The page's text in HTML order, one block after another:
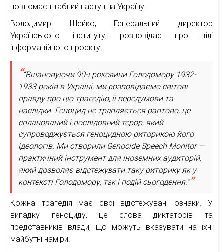
повномасштабний наступ на Україну.
Володимир Шейко, Генеральний директор
Українського інституту, розповідає про цілі
інформаційного проєкту:
“Вшановуючи 90-і роковини Голодомору 1932-
1933 років в Україні, ми розповідаємо світові
правду про цю трагедію, її передумови та
наслідки. Геноцид не трапляється раптово, це
спланований і послідовний терор, який
супроводжується геноцидною риторикою його
ідеологів. Ми створили Genocide Speech Monitor —
практичний інструмент для іноземних аудиторій,
який дозволяє відстежувати таку риторику як у
контексті Голодомору, так і подій сьогодення.”
Кожна трагедія має свої відстежувані ознаки. У
випадку геноциду, це слова диктаторів та
представників влади, що можуть вказувати на їхні
майбутні наміри.